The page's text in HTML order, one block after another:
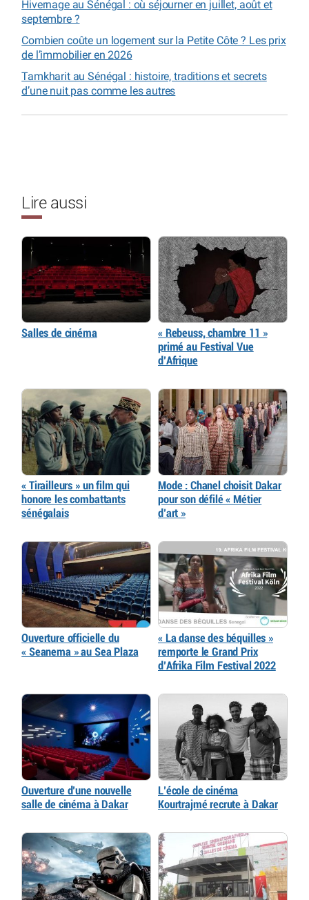
Hivernage au Sénégal : où séjourner en juillet, août et
septembre ?
Combien coûte un logement sur la Petite Côte ? Les prix
de l’immobilier en 2026
Tamkharit au Sénégal : histoire, traditions et secrets
d’une nuit pas comme les autres
Lire aussi
Salles de cinéma
« Rebeuss, chambre 11 »
primé au Festival Vue
d’Afrique
« Tirailleurs » un film qui
honore les combattants
sénégalais
Mode : Chanel choisit Dakar
pour son défilé « Métier
d’art »
Ouverture officielle du
« Seanema » au Sea Plaza
« La danse des béquilles »
remporte le Grand Prix
d’Afrika Film Festival 2022
Ouverture d’une nouvelle
salle de cinéma à Dakar
L’école de cinéma
Kourtrajmé recrute à Dakar